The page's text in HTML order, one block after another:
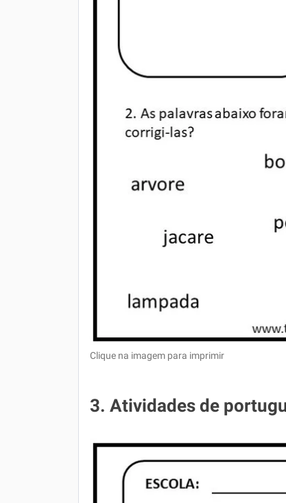
Clique na imagem para imprimir
3. Atividades de